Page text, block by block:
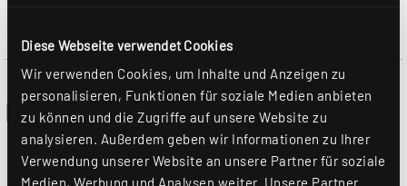
Diese Webseite verwendet Cookies
Wir verwenden Cookies, um Inhalte und Anzeigen zu
personalisieren, Funktionen für soziale Medien anbieten
zu können und die Zugriffe auf unsere Website zu
analysieren. Außerdem geben wir Informationen zu Ihrer
Verwendung unserer Website an unsere Partner für soziale
Medien, Werbung und Analysen weiter. Unsere Partner
Eingesetzte RIDI Produkte